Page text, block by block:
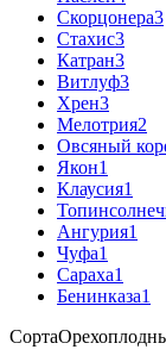
Скорцонера3
Стахис3
Катран3
Витлуф3
Хрен3
Мелотрия2
Овсяный
Якон1
Клаусия1
Ангурия1
Чуфа1
Сараха1
Бенинказа1
Сорта